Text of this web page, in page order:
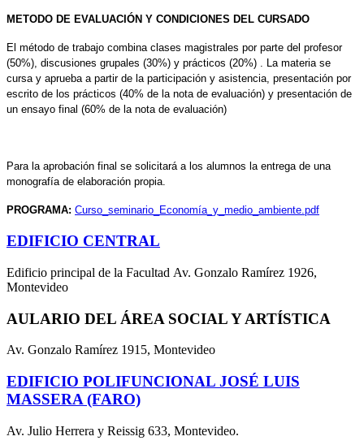
METODO DE EVALUACIÓN Y CONDICIONES DEL CURSADO
El método de trabajo combina clases magistrales por parte del profesor
(50%), discusiones grupales (30%) y prácticos (20%) . La materia se
cursa y aprueba a partir de la participación y asistencia, presentación por
escrito de los prácticos (40% de la nota de evaluación) y presentación de
un ensayo final (60% de la nota de evaluación)
Para la aprobación final se solicitará a los alumnos la entrega de una
monografía de elaboración propia.
PROGRAMA: Curso_seminario_Economía_y_medio_ambiente.pdf
EDIFICIO CENTRAL
Edificio principal de la Facultad Av. Gonzalo Ramírez 1926,
Montevideo
AULARIO DEL ÁREA SOCIAL Y ARTÍSTICA
Av. Gonzalo Ramírez 1915, Montevideo
EDIFICIO POLIFUNCIONAL JOSÉ LUIS
MASSERA (FARO)
Av. Julio Herrera y Reissig 633, Montevideo.